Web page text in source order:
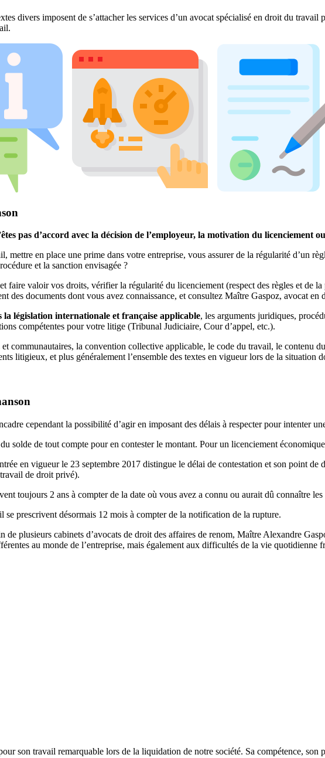
divers imposent de s’attacher les services d’un avocat spécialisé en droit du
pas d’accord avec la décision de l’employeur, la motivation du licenciement
mettre en place une prime dans votre entreprise, vous assurer de la régularité d’un
et la sanction envisagée ?
faire valoir vos droits, vérifier la régularité du licenciement (respect des règles et de
des documents dont vous avez connaissance, et consultez Maître Gaspoz, avocat
législation internationale et française applicable, les arguments juridiques,
compétentes pour votre litige (Tribunal Judiciaire, Cour d’appel, etc.).
communautaires, la convention collective applicable, le code du travail, le contenu
litigieux, et plus généralement l’ensemble des textes en vigueur lors de la situation
cependant la possibilité d’agir en imposant des délais à respecter pour intenter
solde de tout compte pour en contester le montant. Pour un licenciement
en vigueur le 23 septembre 2017 distingue le délai de contestation et son point de
de droit privé).
toujours 2 ans à compter de la date où vous avez a connu ou aurait dû connaître
prescrivent désormais 12 mois à compter de la notification de la rupture.
plusieurs cabinets d’avocats de droit des affaires de renom, Maître Alexandre
au monde de l’entreprise, mais également aux difficultés de la vie quotidienne
son travail remarquable lors de la liquidation de notre société. Sa compétence, son